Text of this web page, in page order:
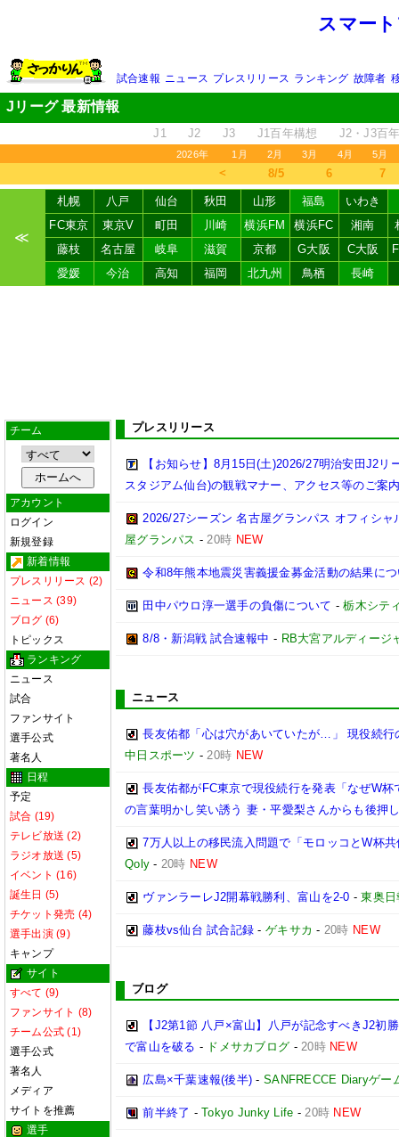
スマー
試合速報 ニュース プレスリリース ランキング 故障者
Jリーグ 最新情報
J1 J2 J3 J1百年構想 J2・J3百
2026年 1月 2月 3月 4月 5月
＜ 8/5 6 7
≪
札幌 八戸 仙台 秋田 山形 福島
いわき
FC東京
東京V 町田 川崎 横浜FM 横浜FC 湘南
藤枝
名古屋 岐阜 滋賀 京都 G大阪 C大阪
愛媛
今治 高知 福岡 北九州 鳥栖 長崎
チーム
アカウント
ログイン
新規登録
新着情報
プレスリリース (2)
ニュース (39)
ブログ (6)
トピックス
ランキング
ニュース
試合
ファンサイト
選手公式
著名人
日程
予定
試合 (19)
テレビ放送 (2)
ラジオ放送 (5)
イベント (16)
誕生日 (5)
チケット発売 (4)
選手出演 (9)
キャンプ
サイト
すべて (9)
ファンサイト (8)
チーム公式 (1)
選手公式
著名人
メディア
サイトを推薦
選手
プレスリリース
【お知らせ】8月15日(土)2026/27明治安田J2
スタジアム仙台)の観戦マナー、アクセス等のご案
2026/27シーズン 名古屋グランパス オフィシ
屋グランパス -20時 NEW
令和8年熊本地震災害義援金募金活動の結果に
田中パウロ淳一選手の負傷について -栃木シテ
8/8・新潟戦 試合速報中 - RB大宮アルディージ
ニュース
長友佑都「心は穴があいていたが…」 現役続
中日スポーツ -20時 NEW
長友佑都がFC東京で現役続行を発表「なぜW
の言葉明かし笑い誘う 妻・平愛梨さんからも後押
7万人以上の移民流入問題で「モロッコとW杯
Qoly - 20時 NEW
ヴァンラーレJ2開幕戦勝利、富山を2-0 -東奥日
藤枝vs仙台 試合記録 -ゲキサカ - 20時 NEW
ブログ
【J2第1節 八戸×富山】八戸が記念すべきJ2初
で富山を破る - ドメサカブログ -20時 NEW
広島×千葉速報(後半) -SANFRECCE Diaryゲー
前半終了 -Tokyo Junky Life -20時 NEW